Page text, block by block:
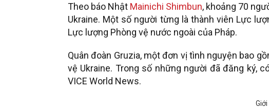
Theo báo Nhật Mainichi Shimbun, khoảng 70
Ukraine. Một số người từng là thành viên Lực
Lực lượng Phòng vệ nước ngoài của Pháp.
Quân đoàn Gruzia, một đơn vị tình nguyện bao
vệ Ukraine. Trong số những người đã đăng ký,
VICE World News.